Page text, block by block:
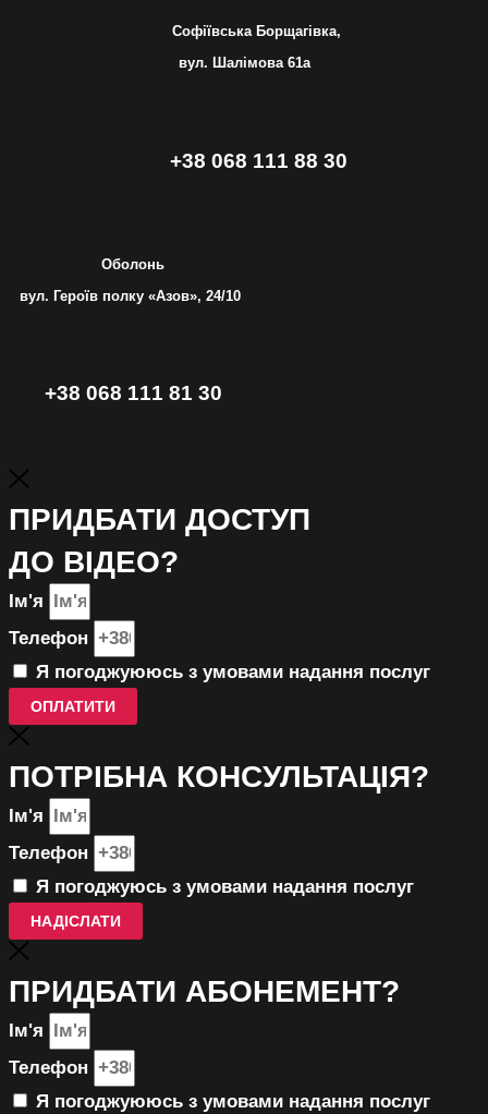
Софіївська Борщагівка,
вул. Шалімова 61а
+38 068 111 88 30
Оболонь
вул. Героїв полку «Азов», 24/10
+38 068 111 81 30
ПРИДБАТИ ДОСТУП
ДО ВІДЕО?
Ім'я
Телефон
Я погоджуююсь з умовами надання послуг
ОПЛАТИТИ
ПОТРІБНА КОНСУЛЬТАЦІЯ?
Ім'я
Телефон
Я погоджуюсь з умовами надання послуг
НАДІСЛАТИ
ПРИДБАТИ АБОНЕМЕНТ?
Ім'я
Телефон
Я погоджуююсь з умовами надання послуг